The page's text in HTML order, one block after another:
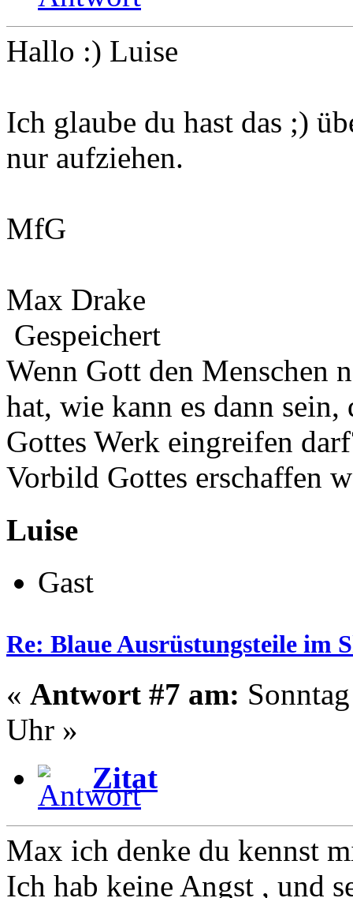
Hallo :) Luise
Ich glaube du hast das ;)
nur aufziehen.
MfG
Max Drake
Gespeichert
Wenn Gott den Menschen
hat, wie kann es dann
Gottes Werk eingreifen
Vorbild Gottes erschaffen
Luise
Gast
Re: Blaue Ausrüstungsteile im
« Antwort #7 am:
Uhr »
Zitat
Max ich denke du kennst
Ich hab keine Angst , und